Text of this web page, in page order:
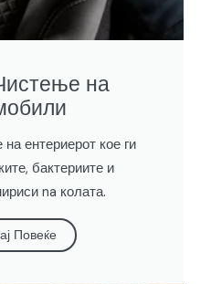
на
ентериерот кое ги
бактериите и
na колата.
Повеќе